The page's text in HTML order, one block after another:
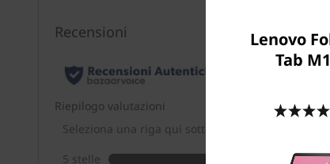
Lenovo
Tab